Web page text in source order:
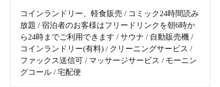
コインランドリー、軽食販売 / コミック24時間読み
放題 / 宿泊者のお客様はフリードリンクを朝6時か
ら24時までご利用できます / サウナ / 自動販売機 /
コインランドリー(有料) / クリーニングサービス /
ファックス送信可 / マッサージサービス / モーニン
グコール / 宅配便